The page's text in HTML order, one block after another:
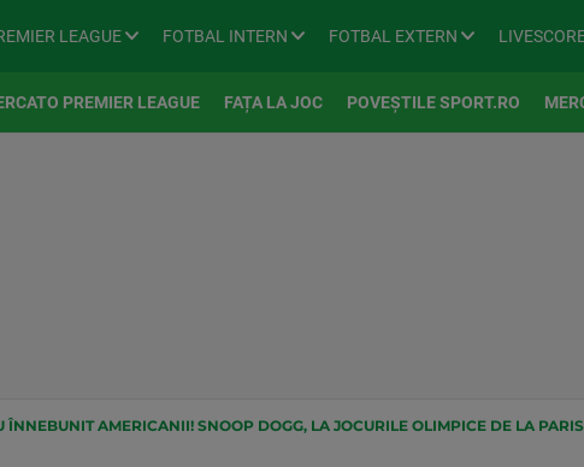
LEAGUE FOTBAL INTERN FOTBAL EXTERN
PREMIER LEAGUE FAȚA LA JOC POVEȘTILE SPORT.RO
ÎNNEBUNIT AMERICANII! SNOOP DOGG, LA JOCURILE OLIMPICE DE LA